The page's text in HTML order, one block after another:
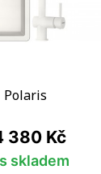
Polaris
380 Kč
skladem